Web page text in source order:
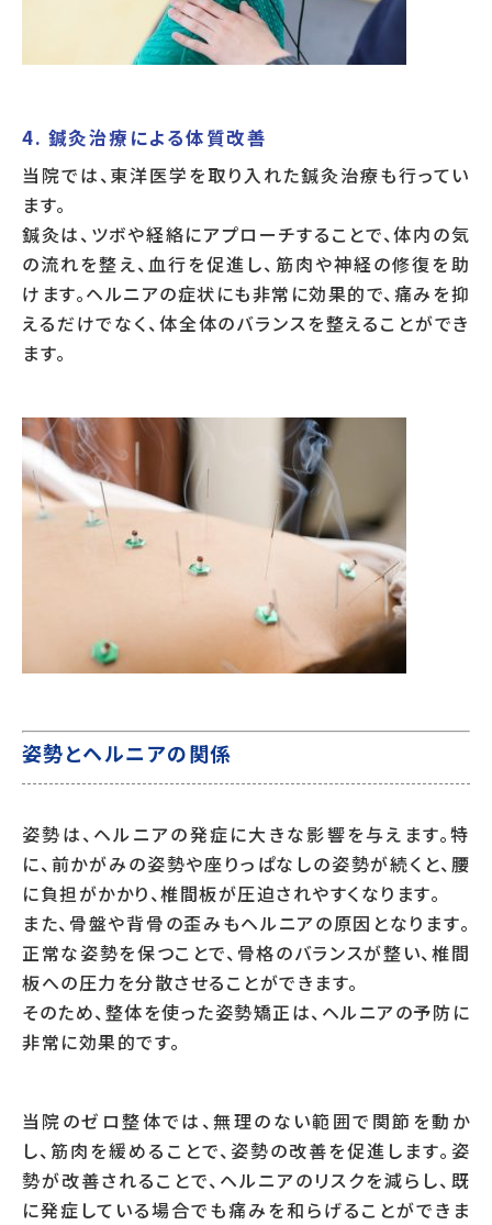
4. 鍼灸治療による体質改善
当院では、東洋医学を取り入れた鍼灸治療も行ってい
ます。
鍼灸は、ツボや経絡にアプローチすることで、体内の気
の流れを整え、血行を促進し、筋肉や神経の修復を助
けます。ヘルニアの症状にも非常に効果的で、痛みを抑
えるだけでなく、体全体のバランスを整えることができ
ます。
姿勢とヘルニアの関係
姿勢は、ヘルニアの発症に大きな影響を与えます。特
に、前かがみの姿勢や座りっぱなしの姿勢が続くと、腰
に負担がかかり、椎間板が圧迫されやすくなります。
また、骨盤や背骨の歪みもヘルニアの原因となります。
正常な姿勢を保つことで、骨格のバランスが整い、椎間
板への圧力を分散させることができます。
そのため、整体を使った姿勢矯正は、ヘルニアの予防に
非常に効果的です。
当院のゼロ整体では、無理のない範囲で関節を動か
し、筋肉を緩めることで、姿勢の改善を促進します。姿
勢が改善されることで、ヘルニアのリスクを減らし、既
に発症している場合でも痛みを和らげることができま